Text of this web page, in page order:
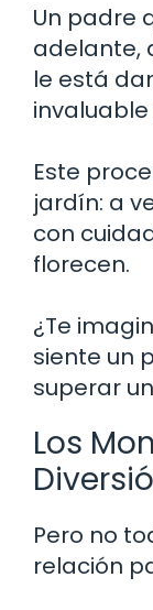
Un padre
adelante,
le está
Este
jardín: a
con
florecen.
¿Te
siente un
superar
Los
Pero no
relación